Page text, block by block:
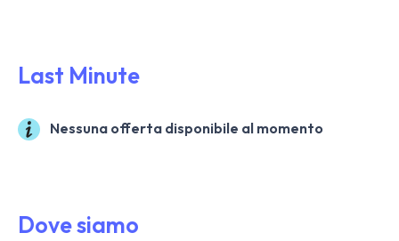
Last Minute
Nessuna offerta disponibile al momento
Dove siamo